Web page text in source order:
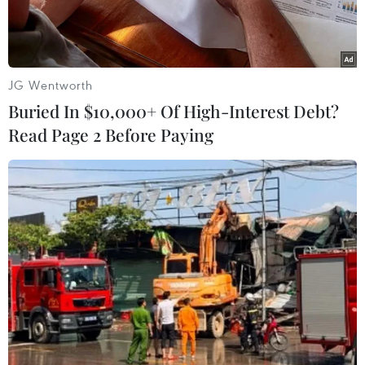
Ảnh minh họa. (Nguồn: TTXVN)
Với tổng diện tích trưng bày 5.000m2 và thu
hút 250 doanh nghiệp trong nước và quốc tế
JG Wentworth
Buried In $10,000+ Of High-Interest Debt?
Read Page 2 Before Paying